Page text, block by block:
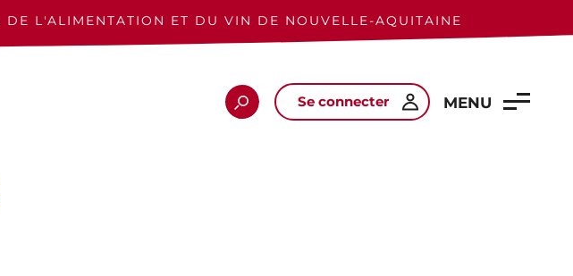
DE L'ALIMENTATION ET DU VIN DE NOUVELLE-AQUITAINE
Se connecter MENU